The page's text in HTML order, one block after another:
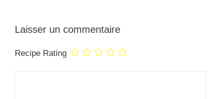
Laisser un commentaire
Recipe Rating